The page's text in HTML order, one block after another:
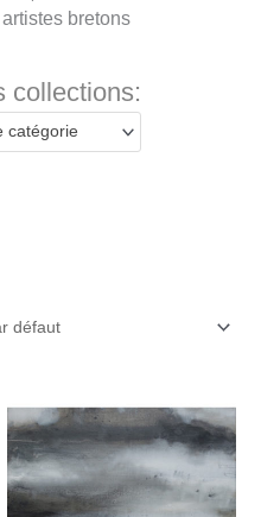
bretons
collections:
catégorie